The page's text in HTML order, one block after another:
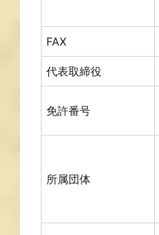
FAX
代表取締役
免許番号
所属団体